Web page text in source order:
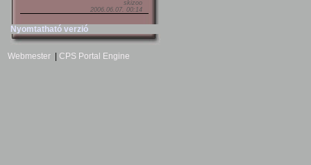
skizoo
2006.06.07. 00:14
Nyomtatható verzió
Webmester CPS Portal Engine